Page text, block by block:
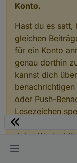
Konto.
Hast du es
gleichen
für ein Konto
genau dorthin
kannst dich
oder Push-
Lesezeichen
bewerten, um
deine